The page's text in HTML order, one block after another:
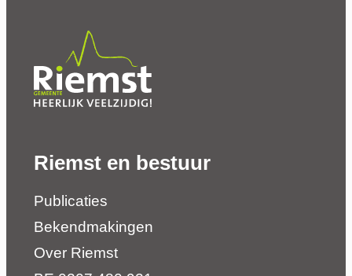
Riemst en bestuur
Publicaties
Bekendmakingen
Over Riemst